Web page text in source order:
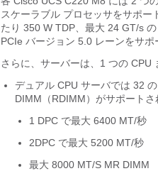
スケーラブル プロセッサをサポ
たり 350 W TDP、最大 24 GT/s
PCIe バージョン 5.0 レーンをサポ
さらに、サーバーは、1 つの CPU
デュアル CPU サーバでは 32
DIMM（RDIMM）がサポートさ
1 DPC で最大 6400 MT/秒
2DPC で最大 5200 MT/秒
最大 8000 MT/S MR DIMM